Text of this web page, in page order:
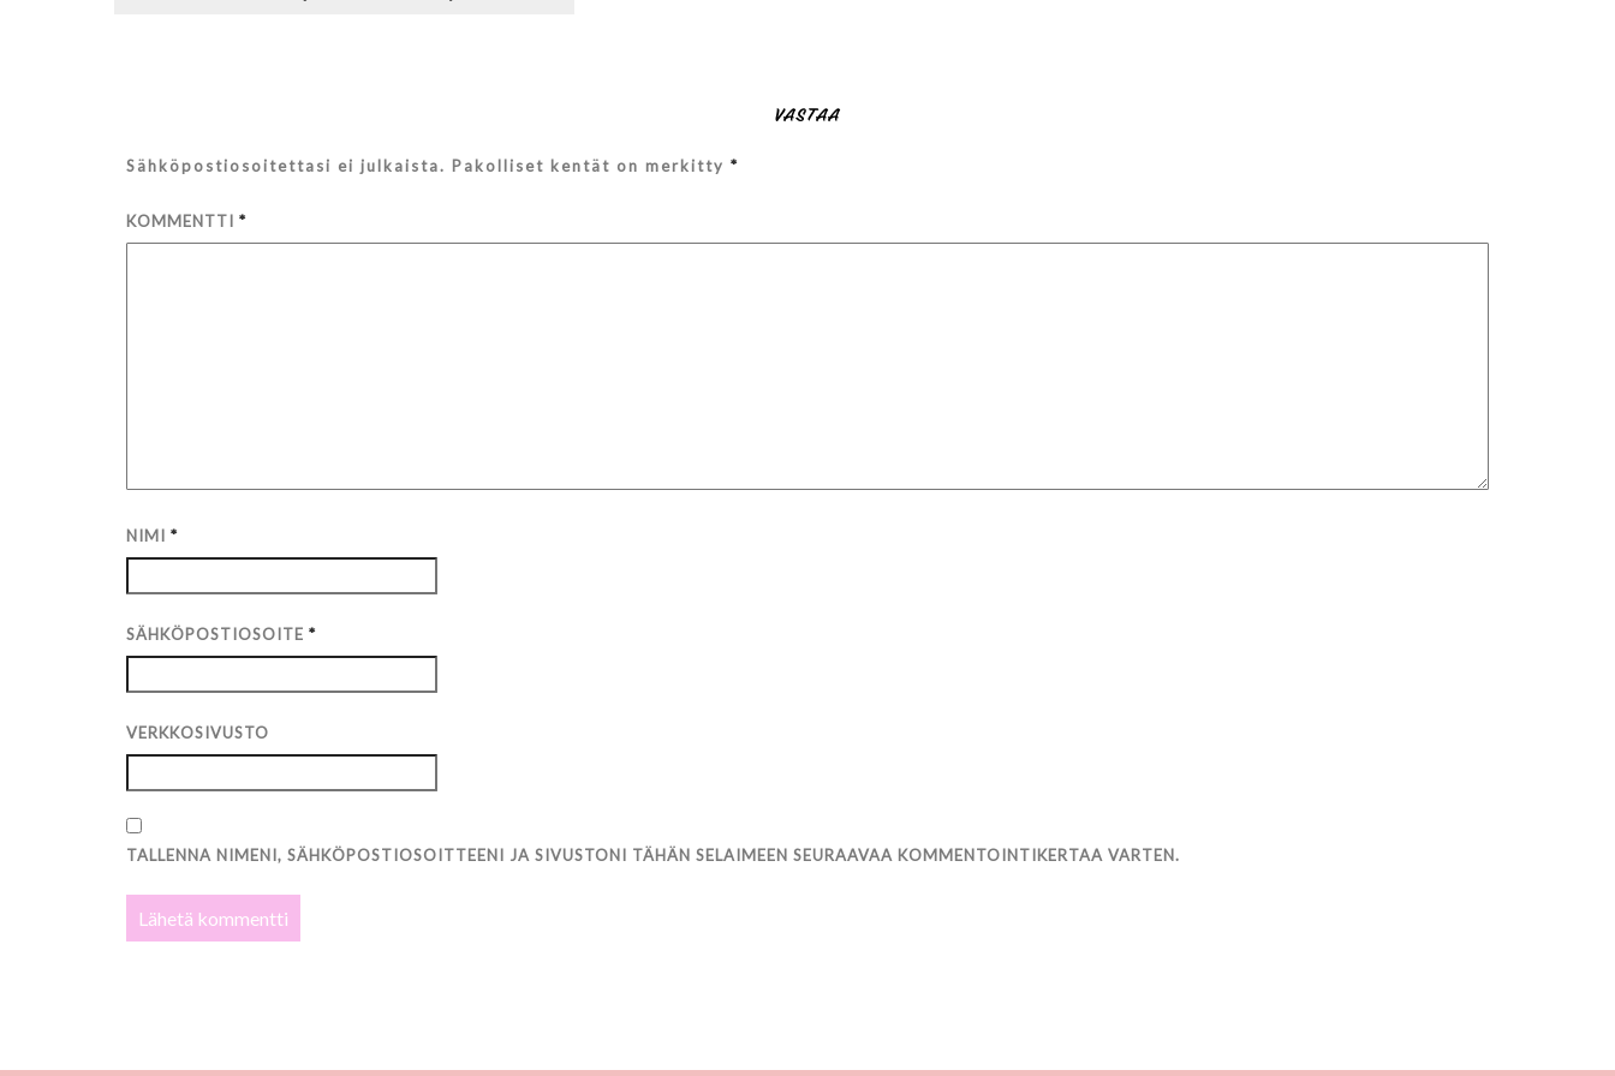
VASTAA
Sähköpostiosoitettasi ei julkaista. Pakolliset kentät on merkitty*
KOMMENTTI*
NIMI*
SÄHKÖPOSTIOSOITE*
VERKKOSIVUSTO
TALLENNA NIMENI, SÄHKÖPOSTIOSOITTEENI JA SIVUSTONI TÄHÄN SELAIMEEN SEURAAVAA KOMMENTOINTIKERTAA VARTEN.